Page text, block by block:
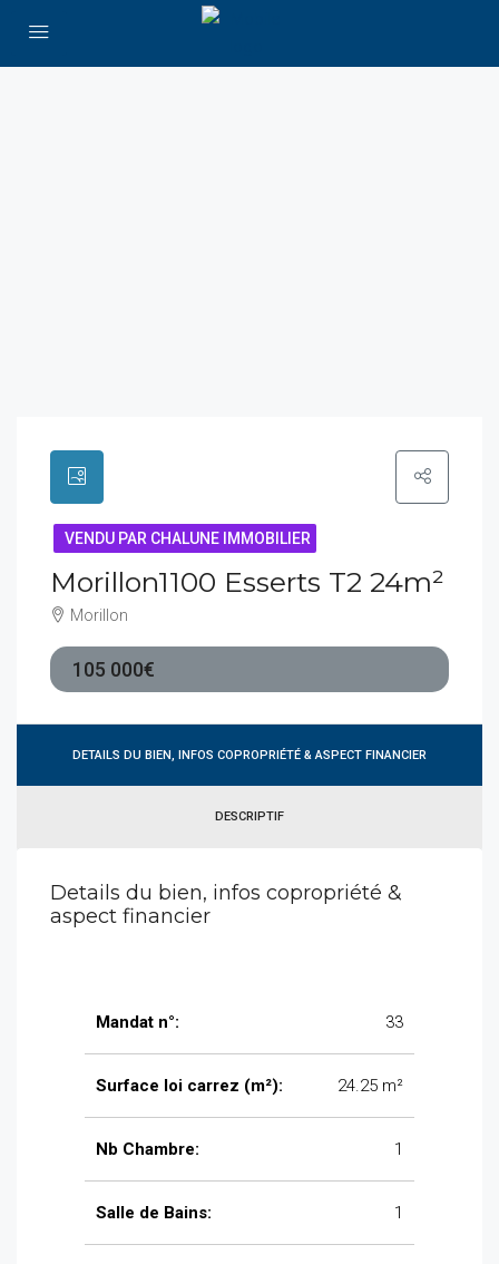
VENDU PAR CHALUNE IMMOBILIER
Morillon1100 Esserts T2 24m²
Morillon
105 000€
DETAILS DU BIEN, INFOS COPROPRIÉTÉ & ASPECT FINANCIER
DESCRIPTIF
Details du bien, infos copropriété &
aspect financier
Mandat n°: 33
Surface loi carrez (m²): 24.25 m²
Nb Chambre: 1
Salle de Bains: 1